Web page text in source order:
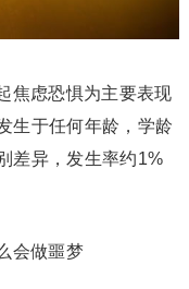
焦虑恐惧为主要表现
生于任何年龄，学龄
差异，发生率约1%
会做噩梦